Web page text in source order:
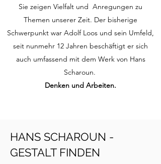
Sie zeigen Vielfalt und Anregungen zu
Themen unserer Zeit. Der bisherige
Schwerpunkt war Adolf Loos und sein Umfeld,
seit nunmehr 12 Jahren beschäftigt er sich
auch umfassend mit dem Werk von Hans
Scharoun.
Denken und Arbeiten.
HANS SCHAROUN -
GESTALT FINDEN